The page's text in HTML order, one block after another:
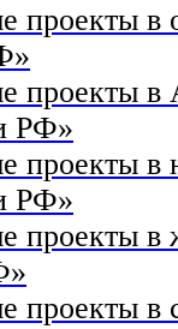
проекты в
проекты
РФ»
проекты в
РФ»
проекты
проекты в